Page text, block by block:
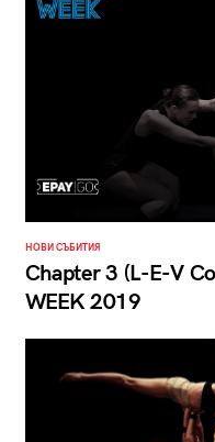
НОВИ СЪБИТИЯ
Chapter 3 (L-E-V
WEEK 2019